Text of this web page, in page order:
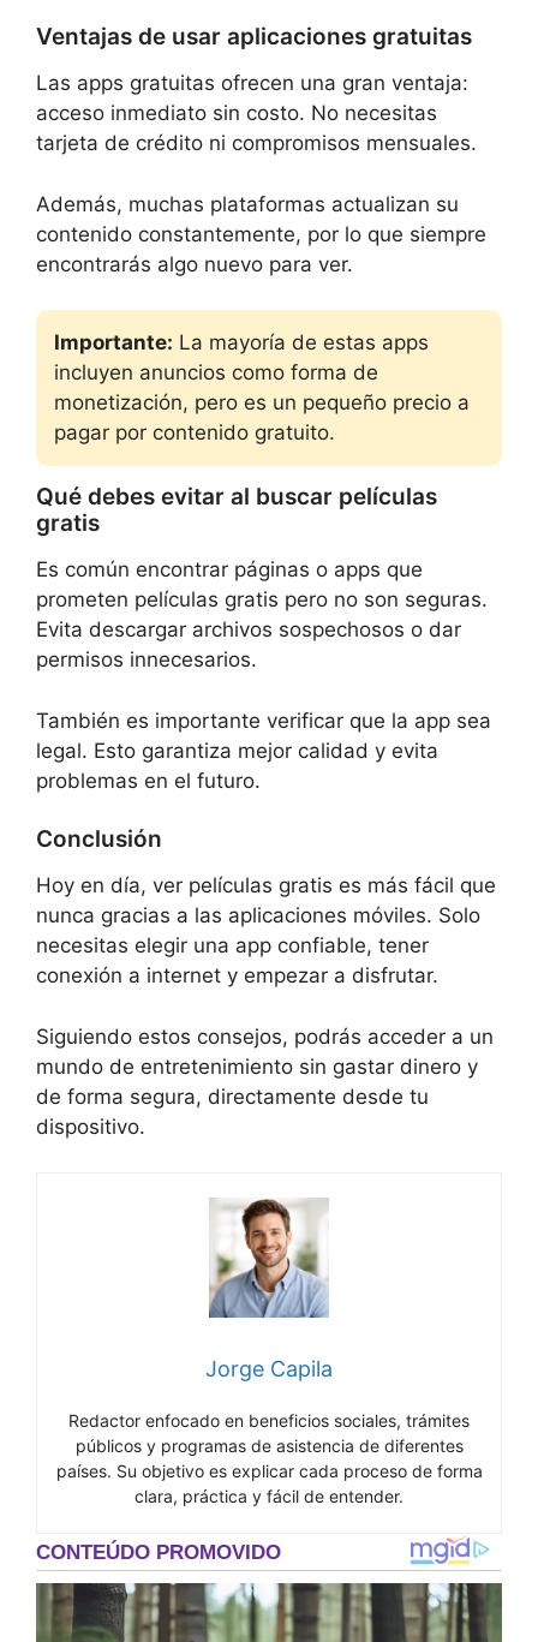
Ventajas de usar aplicaciones gratuitas
Las apps gratuitas ofrecen una gran ventaja:
acceso inmediato sin costo. No necesitas
tarjeta de crédito ni compromisos mensuales.
Además, muchas plataformas actualizan su
contenido constantemente, por lo que siempre
encontrarás algo nuevo para ver.
Importante: La mayoría de estas apps
incluyen anuncios como forma de
monetización, pero es un pequeño precio a
pagar por contenido gratuito.
Qué debes evitar al buscar películas
gratis
Es común encontrar páginas o apps que
prometen películas gratis pero no son seguras.
Evita descargar archivos sospechosos o dar
permisos innecesarios.
También es importante verificar que la app sea
legal. Esto garantiza mejor calidad y evita
problemas en el futuro.
Conclusión
Hoy en día, ver películas gratis es más fácil que
nunca gracias a las aplicaciones móviles. Solo
necesitas elegir una app confiable, tener
conexión a internet y empezar a disfrutar.
Siguiendo estos consejos, podrás acceder a un
mundo de entretenimiento sin gastar dinero y
de forma segura, directamente desde tu
dispositivo.
Jorge Capila
Redactor enfocado en beneficios sociales, trámites
públicos y programas de asistencia de diferentes
países. Su objetivo es explicar cada proceso de forma
clara, práctica y fácil de entender.